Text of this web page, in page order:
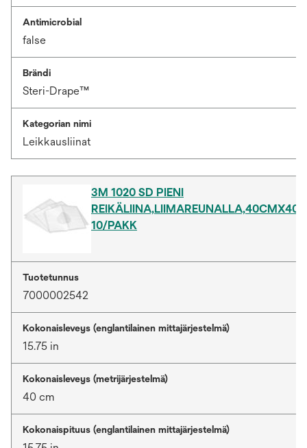
Antimicrobial
false
Brändi
Steri-Drape™
Kategorian nimi
Leikkausliinat
3M 1020 SD PIENI
10/PAKK
Tuotetunnus
7000002542
Kokonaisleveys (englantilainen mittajärjestelmä)
15.75 in
Kokonaisleveys (metrijärjestelmä)
40 cm
Kokonaispituus (englantilainen mittajärjestelmä)